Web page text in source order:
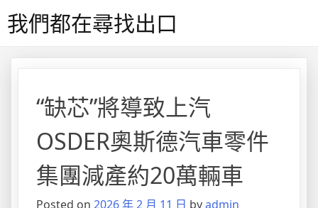
to我們都在尋找出口
“缺芯”將導致上汽
OSDER奧斯德汽車零件
集團減產約20萬輛車
Posted on 2026 年 2 月 11 日 byadmin